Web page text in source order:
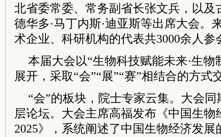
北省委常委、常务副省长张文兵，以及
德华多·马丁内斯·迪亚斯等出席大会。
术企业、科研机构的代表共3000余人参
本届大会以“生物科技赋能未来·生物
展开，采取“会”“展”“赛”相结合的方式
“会”的板块，院士专家云集。大会
层论坛。大会主席高福发布《中国生物
2025》，系统阐述了中国生物经济发